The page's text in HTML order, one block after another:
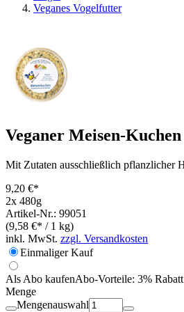
Veganes Vogelfutter
Veganer Meisen-
Mit Zutaten ausschließlich pflanzlicher
9,20 €*
2x 480g
Artikel-Nr.: 99051
(9,58 €* / 1 kg)
inkl. MwSt. zzgl. Versandkosten
Einmaliger Kauf
Als Abo kaufenAbo-Vorteile: 3%
Menge
Mengenauswahl